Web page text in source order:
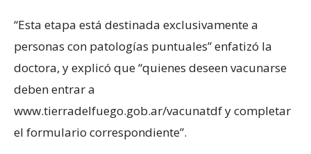
“Esta etapa está destinada exclusivamente a
personas con patologías puntuales” enfatizó la
doctora, y explicó que “quienes deseen vacunarse
deben entrar a
www.tierradelfuego.gob.ar/vacunatdf y completar
el formulario correspondiente”.